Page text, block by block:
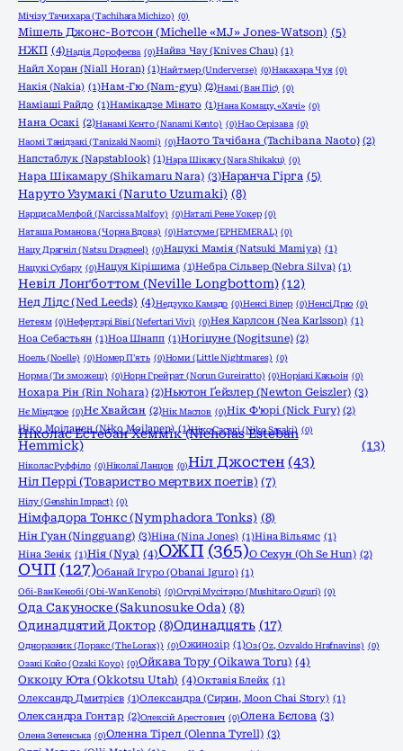
Мічізу Тачихара (Tachihara Michizo) (0)
Мішель Джонс-Вотсон (Michelle «MJ» Jones-Watson) (5)
НЖП (4)Надія Дорофеєва (0)Найвз Чау (Knives Chau) (1)
Найл Хоран (Niall Horan) (1)Найтмер (Underverse) (0)Накахара Чуя (0)
Накія (Nakia) (1)Нам-Гю (Nam-gyu) (2)Намі (Ван Піс) (0)
Наміаші Райдо (1)Намікадзе Мінато (1)Нана Комацу, «Хачі» (0)
Нана Осакі (2)Нанамі Кєнто (Nanami Kento) (0)Нао Серізава (0)
Наомі Танідзакі (Tanizaki Naomi) (0)Наото Тачібана (Tachibana Naoto) (2)
Напстаблук (Napstablook) (1)Нара Шікаку (Nara Shikaku) (0)
Нара Шікамару (Shikamaru Nara) (3)Наранча Гірга (5)
Наруто Узумакі (Naruto Uzumaki) (8)
Нарциса Мелфой (Narcissa Malfoy) (0)Наталі Рене Уокер (0)
Наташа Романова (Чорна Вдова) (0)Натсуме (EPHEMERAL) (0)
Нацу Драгніл (Natsu Dragneel) (0)Нацукі Мамія (Natsuki Mamiya) (1)
Нацукі Субару (0)Нацуя Кірішима (1)Небра Сільвер (Nebra Silva) (1)
Невіл Лонґботтом (Neville Longbottom) (12)
Нед Лідс (Ned Leeds) (4)Недзуко Камадо (0)Ненсі Вілер (0)Ненсі Дрю (0)
Нетеям (0)Нефертарі Віві (Nefertari Vivi) (0)Нея Карлсон (Nea Karlsson) (1)
Ноа Себастьян (1)Ноа Шнапп (1)Ногіцуне (Nogitsune) (2)
Ноель (Noelle) (0)Номер П'ять (0)Номи (Little Nightmares) (0)
Норма (Ти зможеш) (0)Норн Грейрат (Norun Gureiratto) (0)Норіакі Какьоін (0)
Нохара Рін (Rin Nohara) (2)Ньютон Ґейзлер (Newton Geiszler) (3)
Нє Міндзюе (0)Нє Хвайсан (2)Нік Маслов (0)Нік Ф'юрі (Nick Fury) (2)
Ніко Моіланен (Niko Moilanen) (1)Ніко Сасакі (Niko Sasaki) (0)
Ніколас Естебан Хеммік (Nicholas Esteban
Hemmick)
(13)
Ніколас Руффіло (0)Ніколаї Ланцов (0)Ніл Джостен (43)
Ніл Перрі (Товариство мертвих поетів) (7)
Нілу (Genshin Impact) (0)
Німфадора Тонкс (Nymphadora Tonks) (8)
Нін Гуан (Ningguang) (3)Ніна (Nina Jones) (1)Ніна Вільямс (1)
Ніна Зенік (1)Нія (Nya) (4)ОЖП (365)О Сехун (Oh Se Hun) (2)
ОЧП (127)Обанай Ігуро (Obanai Iguro) (1)
Обі-Ван Кенобі (Obi-Wan Kenobi) (0)Огурі Мусітаро (Mushitaro Oguri) (0)
Ода Сакуноске (Sakunosuke Oda) (8)
Одинадцятий Доктор (8)Одинадцять (17)
Одноразник (Лоракс (The Lorax)) (0)Ожинозір (1)Оз (Oz, Ozvaldo Hrafnavins) (0)
Озакі Койо (Ozaki Koyo) (0)Ойкава Тору (Oikawa Toru) (4)
Оккоцу Юта (Okkotsu Utah) (4)Октавія Блейк (1)
Олександр Дмитрієв (1)Олександра (Сирин, Moon Chai Story) (1)
Олександра Гонтар (2)Олексій Арестович (0)Олена Бєлова (3)
Олена Зеленська (0)Оленна Тірел (Olenna Tyrell) (3)